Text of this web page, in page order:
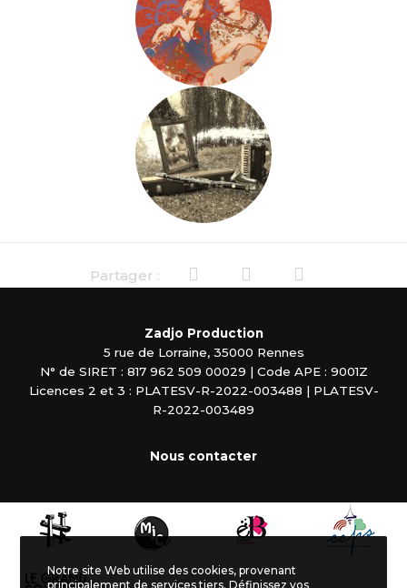
Partager :
Zadjo Production
5 rue de Lorraine, 35000 Rennes
N° de SIRET : 817 962 509 00029 | Code APE : 9001Z
Licences 2 et 3 : PLATESV-R-2022-003488 | PLATESV-
R-2022-003489
Nous contacter
Notre site Web utilise des cookies, provenant
principalement de services tiers. Définissez vos